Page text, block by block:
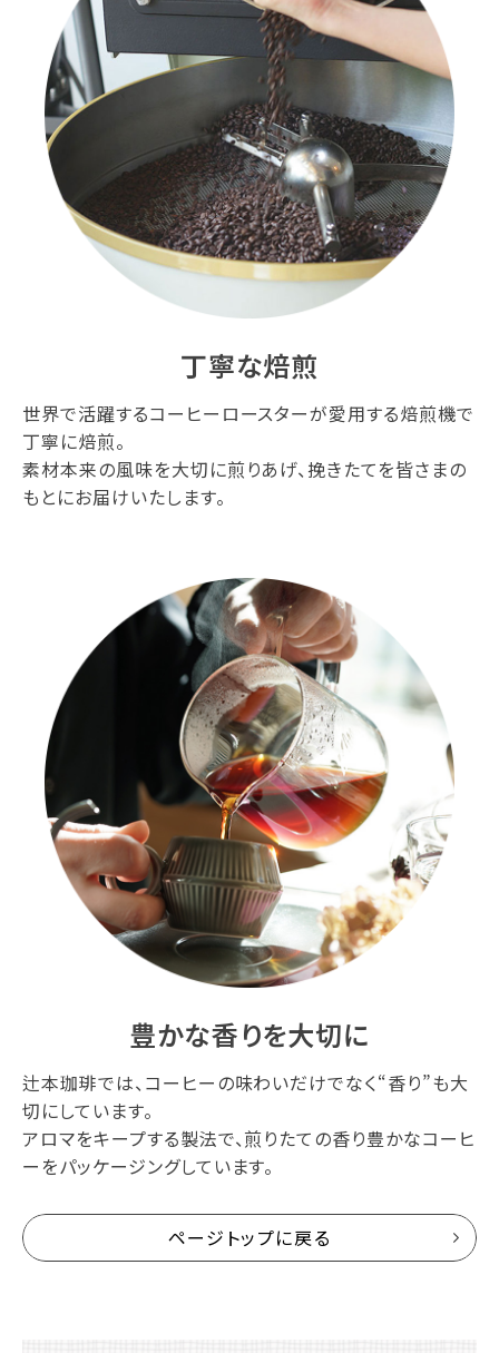
丁寧な焙煎
世界で活躍するコーヒーロースターが愛用する焙煎機で
丁寧に焙煎。
素材本来の風味を大切に煎りあげ、挽きたてを皆さまの
もとにお届けいたします。
豊かな香りを大切に
辻本珈琲では、コーヒーの味わいだけでなく“香り”も大
切にしています。
アロマをキープする製法で、煎りたての香り豊かなコーヒ
ーをパッケージングしています。
ページトップに戻る